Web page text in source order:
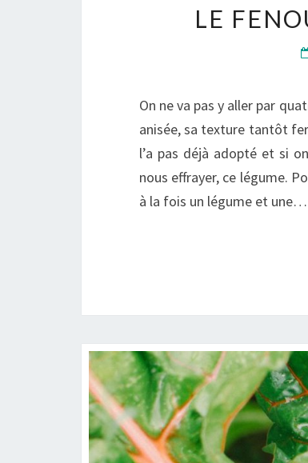
LE
On ne va pas y aller par
anisée, sa texture tantôt
l’a pas déjà adopté et si
nous effrayer, ce légume.
à la fois un légume et une…